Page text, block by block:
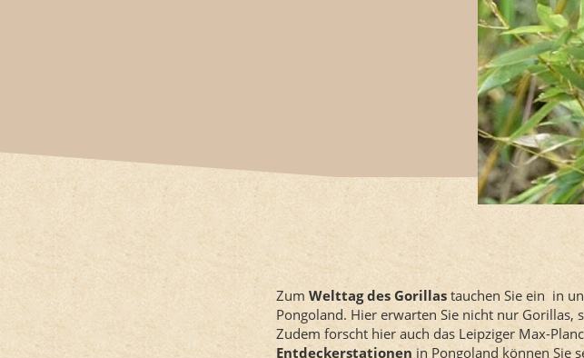
Zum Welttag des Gorillas tauchen Sie ein in
Pongoland. Hier erwarten Sie nicht nur Gorillas,
Zudem forscht hier auch das Leipziger Max-
Entdeckerstationen in Pongoland können Sie